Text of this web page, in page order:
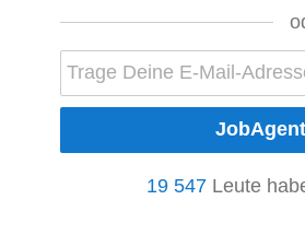
uns die Zukunft der robotergestützten
elektrotechnischen...
Mehr anzeigen
Audits, Inspektionen und
19 547 Leute